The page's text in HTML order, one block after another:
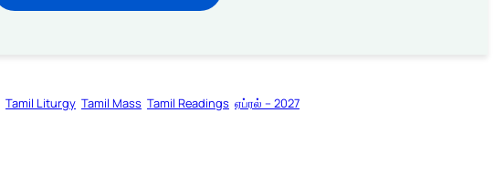
Tamil Liturgy Tamil Mass Tamil Readings ஏப்ரல் – 2027